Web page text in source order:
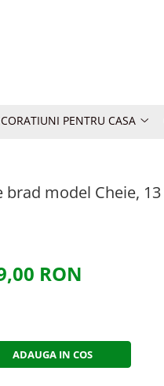
PENTRU CASA
brad model Cheie,
RON
ADAUGA IN COS